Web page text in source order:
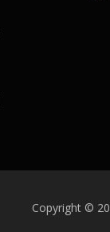
Copyright ©